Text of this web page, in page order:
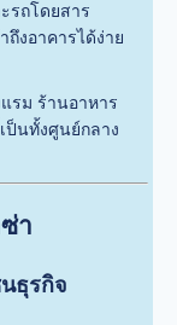
รถโดยสาร
งอาคารได้ง่าย
รม ร้านอาหาร
ป็นทั้งศูนย์กลาง
า
ธุรกิจ